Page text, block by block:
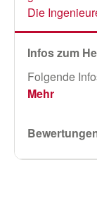
Die
Infos zum
Folgende
Mehr